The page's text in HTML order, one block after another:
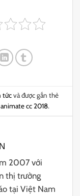
tứcvà được gắn thẻ
cc 2018.
2007 với
thị trường
tại Việt Nam